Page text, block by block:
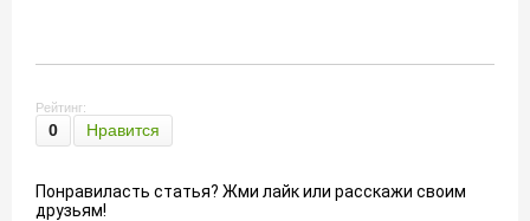
Рейтинг:
0 Нравится
Понравиласть статья? Жми лайк или расскажи своим
друзьям!